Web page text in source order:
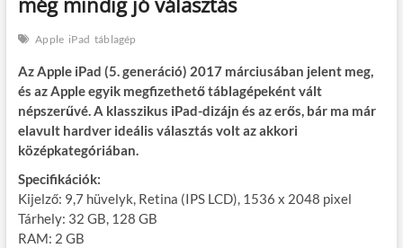
Apple iPad táblagép
Az Apple iPad (5. generáció) 2017 márciusában jelent meg,
és az Apple egyik megfizethető táblagépeként vált
népszerűvé. A klasszikus iPad-dizájn és az erős, bár ma már
elavult hardver ideális választás volt az akkori
középkategóriában.
Specifikációk:
Kijelző: 9,7 hüvelyk, Retina (IPS LCD), 1536 x 2048 pixel
Tárhely: 32 GB, 128 GB
RAM: 2 GB